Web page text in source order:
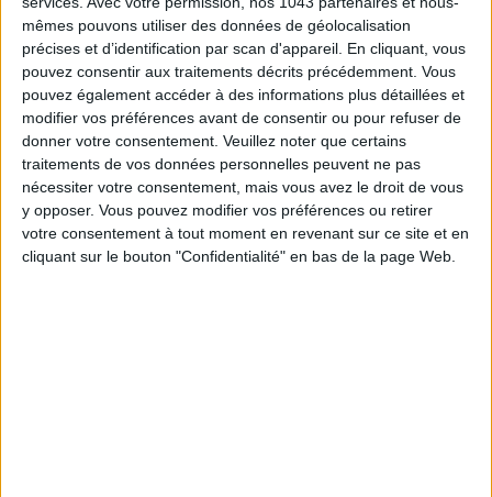
mêmes pouvons utiliser des données de géolocalisation
précises et d’identification par scan d'appareil. En cliquant, vous
pouvez consentir aux traitements décrits précédemment. Vous
pouvez également accéder à des informations plus détaillées et
modifier vos préférences avant de consentir ou pour refuser de
donner votre consentement. Veuillez noter que certains
traitements de vos données personnelles peuvent ne pas
nécessiter votre consentement, mais vous avez le droit de vous
y opposer. Vous pouvez modifier vos préférences ou retirer
votre consentement à tout moment en revenant sur ce site et en
cliquant sur le bouton "Confidentialité" en bas de la page Web.
7 DELICIOUS ADDRESSES FOR GROCERY SHOPPING IN PARIS